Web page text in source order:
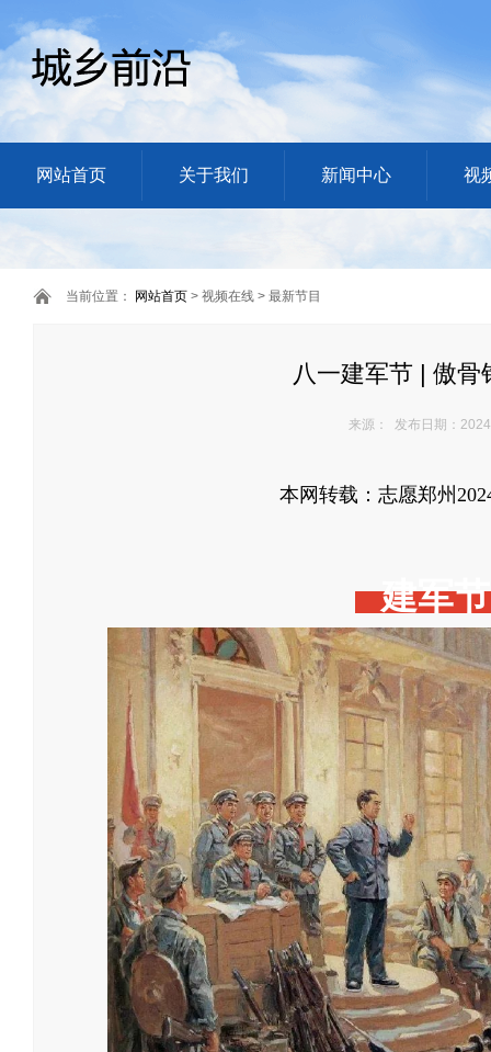
网站首页 关于我们 新闻中心 视
当前位置： 网站首页 > 视频在线 > 最新节目
八一建军节 | 傲骨
来源： 发布日期：
本网转载：志愿郑州
建军